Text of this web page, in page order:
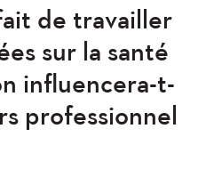
de travailler
sur la santé
influencera-t-
professionnel